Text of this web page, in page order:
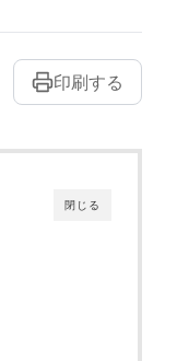
印刷する
閉じる